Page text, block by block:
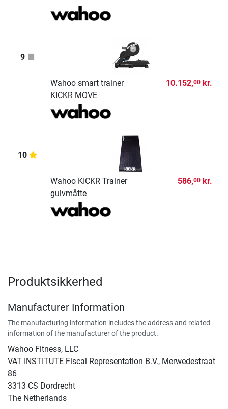
9
Wahoo smart trainer
KICKR MOVE
10.152,00kr.
10
Wahoo KICKR Trainer
gulvmåtte
586,00kr.
Produktsikkerhed
Manufacturer Information
The manufacturing information includes the address and related
information of the manufacturer of the product.
Wahoo Fitness, LLC
VAT INSTITUTE Fiscal Representation B.V., Merwedestraat
86
3313 CS Dordrecht
The Netherlands